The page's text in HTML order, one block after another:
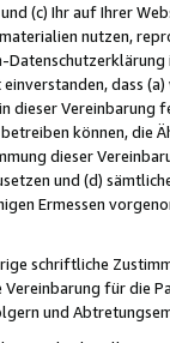
(c) Ihr auf Ihrer
nutzen,
Datenschutzerklärung
dass
dieser
können, die
dieser
und (d)
Ermessen
schriftliche
Vereinbarung für die
und